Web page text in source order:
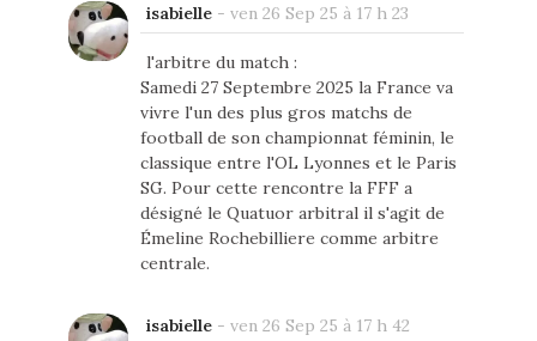
isabielle- ven 26 Sep 25 à 17 h 23
l'arbitre du match :
Samedi 27 Septembre 2025 la France va
vivre l'un des plus gros matchs de
football de son championnat féminin, le
classique entre l'OL Lyonnes et le Paris
SG. Pour cette rencontre la FFF a
désigné le Quatuor arbitral il s'agit de
Émeline Rochebilliere comme arbitre
centrale.
isabielle- ven 26 Sep 25 à 17 h 42